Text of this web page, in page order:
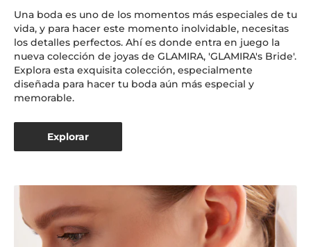
Una boda es uno de los momentos más especiales de tu
vida, y para hacer este momento inolvidable, necesitas
los detalles perfectos. Ahí es donde entra en juego la
nueva colección de joyas de GLAMIRA, 'GLAMIRA's Bride'.
Explora esta exquisita colección, especialmente
diseñada para hacer tu boda aún más especial y
memorable.
Explorar